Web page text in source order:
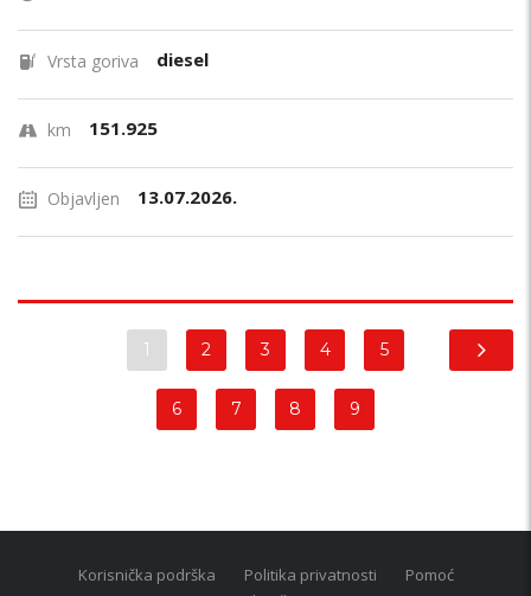
Vrsta goriva diesel
km 151.925
Objavljen 13.07.2026.
1 2 3 4 5
6 7 8 9
Korisnička podrška Politika privatnosti
Pomoć